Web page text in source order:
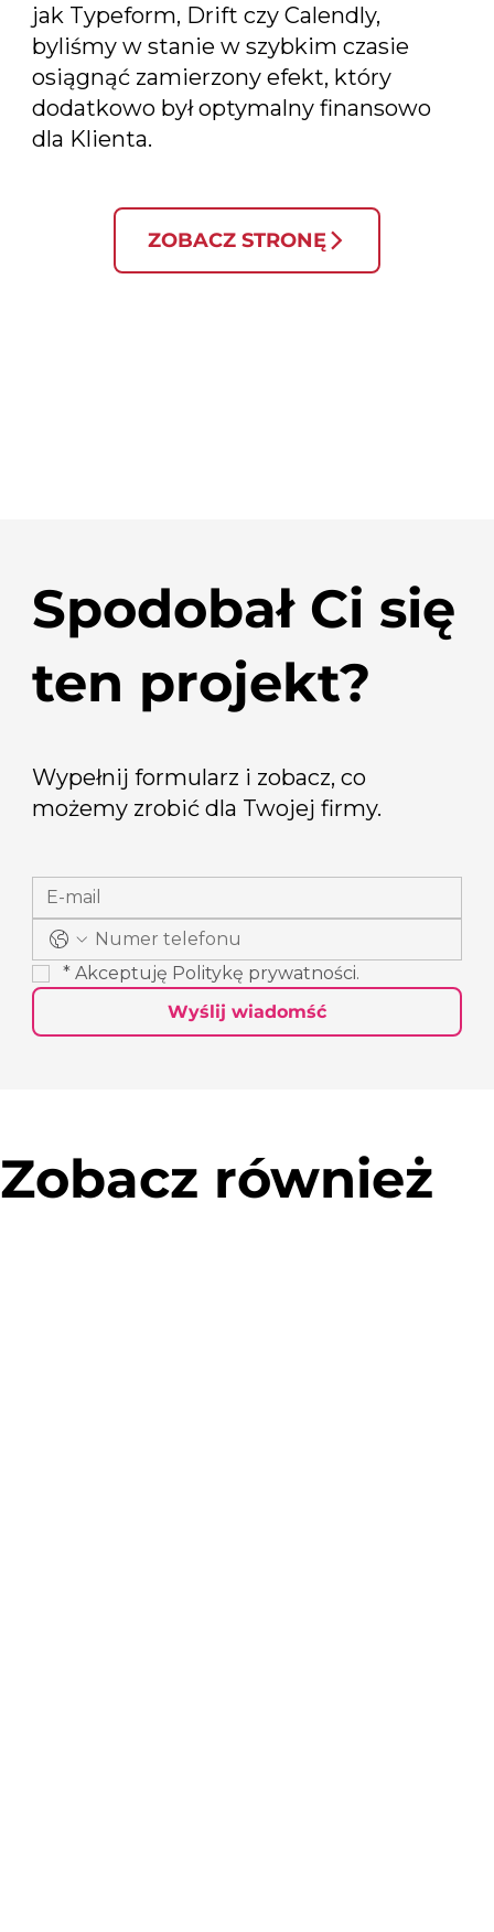
jak Typeform, Drift czy Calendly,
byliśmy w stanie w szybkim czasie
osiągnąć zamierzony efekt, który
dodatkowo był optymalny finansowo
dla Klienta.
ZOBACZ STRONĘ
Spodobał Ci się
ten projekt?
Wypełnij formularz i zobacz, co
możemy zrobić dla Twojej firmy.
* Akceptuję Politykę prywatności.
Wyślij wiadomść
Zobacz również